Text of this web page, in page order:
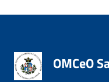
OMCeO